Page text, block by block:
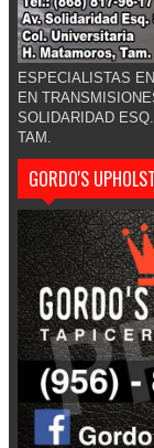
ESPECIALISTAS
EN
SOLIDARIDAD
TAM.
GORDO'S